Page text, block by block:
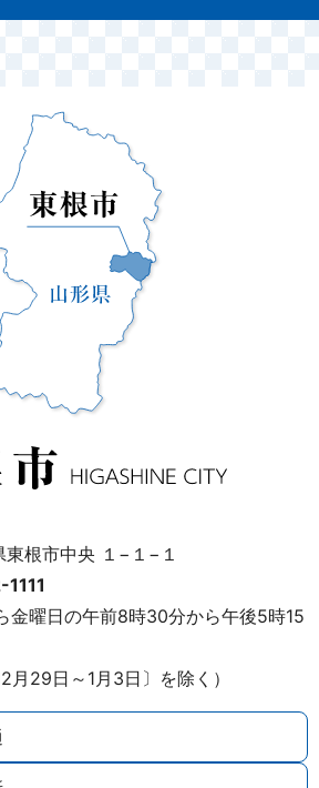
根市中央 １−１−１
金曜日の午前8時30分から午後5時15
月29日～1月3日〕を除く）